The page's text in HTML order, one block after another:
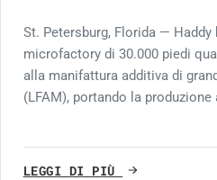
St. Petersburg, Florida — Haddy
microfactory di 30.000 piedi
alla manifattura additiva di
(LFAM), portando la
LEGGI DI PIÙ